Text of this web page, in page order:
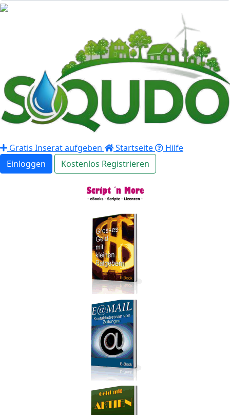
Gratis Inserat aufgeben Startseite
Hilfe
Einloggen
Kostenlos Registrieren